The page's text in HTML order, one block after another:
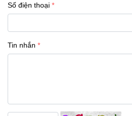
Số điện thoại
Tin nhắn